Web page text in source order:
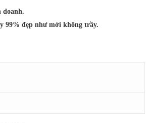
99% đẹp như mới không trầy.